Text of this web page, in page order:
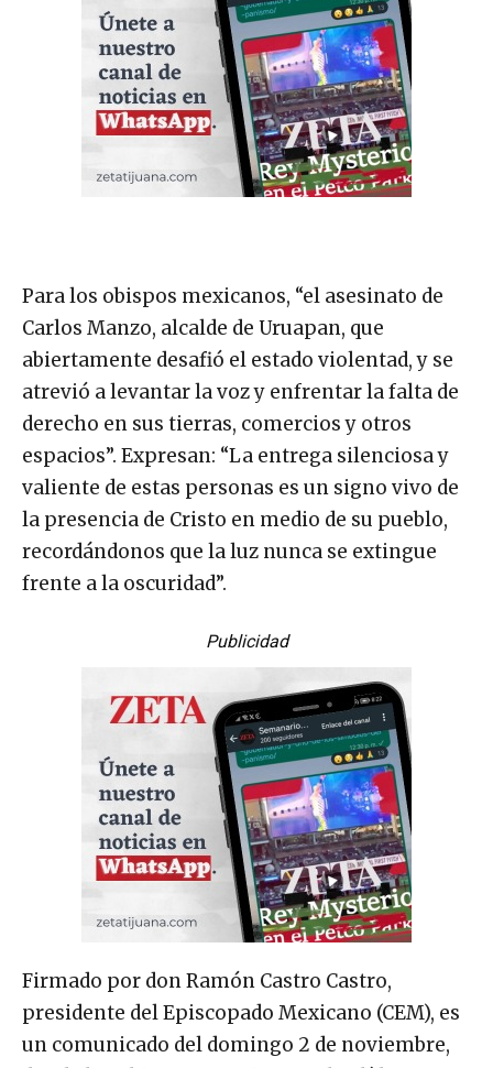
Para los obispos mexicanos, “el asesinato de
Carlos Manzo, alcalde de Uruapan, que
abiertamente desafió el estado violentad, y se
atrevió a levantar la voz y enfrentar la falta de
derecho en sus tierras, comercios y otros
espacios”. Expresan: “La entrega silenciosa y
valiente de estas personas es un signo vivo de
la presencia de Cristo en medio de su pueblo,
recordándonos que la luz nunca se extingue
frente a la oscuridad”.
Publicidad
Firmado por don Ramón Castro Castro,
presidente del Episcopado Mexicano (CEM), es
un comunicado del domingo 2 de noviembre,